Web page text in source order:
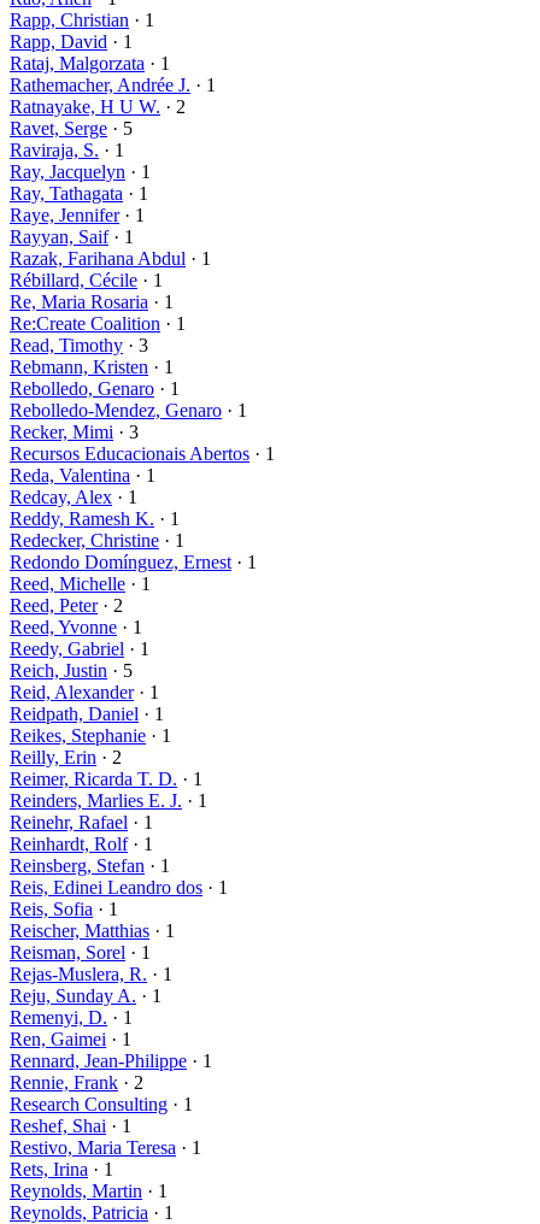
Rapp, Christian · 1
Rapp, David · 1
Rataj, Malgorzata · 1
Rathemacher, Andrée J. · 1
Ratnayake, H U W. · 2
Ravet, Serge · 5
Raviraja, S. · 1
Ray, Jacquelyn · 1
Ray, Tathagata · 1
Raye, Jennifer· 1
Rayyan, Saif· 1
Razak, Farihana Abdul · 1
Rébillard, Cécile · 1
Re, Maria Rosaria · 1
Re:Create Coalition · 1
Read, Timothy · 3
Rebmann, Kristen · 1
Rebolledo, Genaro · 1
Rebolledo-Mendez, Genaro · 1
Recker, Mimi · 3
Recursos Educacionais Abertos · 1
Reda, Valentina · 1
Redcay, Alex · 1
Reddy, Ramesh K. · 1
Redecker, Christine · 1
Redondo Domínguez, Ernest · 1
Reed, Michelle · 1
Reed, Peter· 2
Reed, Yvonne · 1
Reedy, Gabriel · 1
Reich, Justin · 5
Reid, Alexander· 1
Reidpath, Daniel · 1
Reikes, Stephanie · 1
Reilly, Erin · 2
Reimer, Ricarda T. D. · 1
Reinders, Marlies E. J. · 1
Reinehr, Rafael · 1
Reinhardt, Rolf· 1
Reinsberg, Stefan · 1
Reis, Edinei Leandro dos · 1
Reis, Sofia · 1
Reischer, Matthias · 1
Reisman, Sorel · 1
Rejas-Muslera, R. · 1
Reju, Sunday A. · 1
Remenyi, D. · 1
Ren, Gaimei · 1
Rennard, Jean-Philippe · 1
Rennie, Frank · 2
Research Consulting · 1
Reshef, Shai · 1
Restivo, Maria Teresa · 1
Rets, Irina · 1
Reynolds, Martin · 1
Reynolds, Patricia · 1